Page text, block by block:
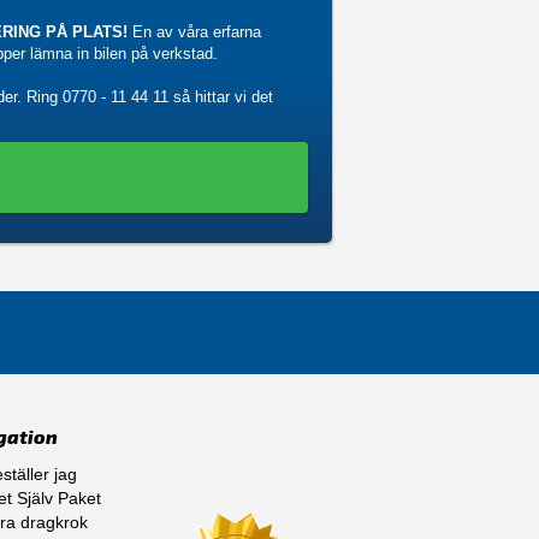
PÅ PLATS! En av våra erfarna
lämna in bilen på verkstad.
Ring 0770 - 11 44 11 så hittar vi det
jag
Själv Paket
dragkrok